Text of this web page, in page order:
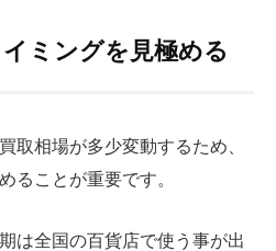
ミングを見極める
取相場が多少変動するため、
ることが重要です。
は全国の百貨店で使う事が出